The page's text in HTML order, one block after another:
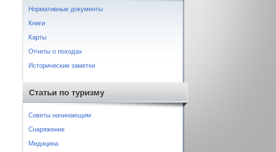
Нормативные документы
Книги
Карты
Отчеты о походах
Исторические заметки
Статьи по туризму
Советы начинающим
Снаряжение
Медицина